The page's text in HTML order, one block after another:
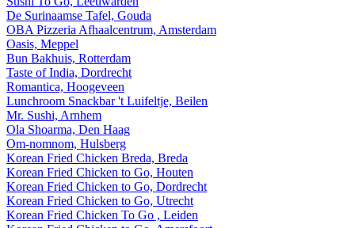
De Surinaamse Tafel, Gouda
OBA Pizzeria Afhaalcentrum, Amsterdam
Oasis, Meppel
Bun Bakhuis, Rotterdam
Taste of India, Dordrecht
Romantica, Hoogeveen
Lunchroom Snackbar 't Luifeltje, Beilen
Mr. Sushi, Arnhem
Ola Shoarma, Den Haag
Om-nomnom, Hulsberg
Korean Fried Chicken Breda, Breda
Korean Fried Chicken to Go, Houten
Korean Fried Chicken to Go, Dordrecht
Korean Fried Chicken to Go, Utrecht
Korean Fried Chicken To Go , Leiden